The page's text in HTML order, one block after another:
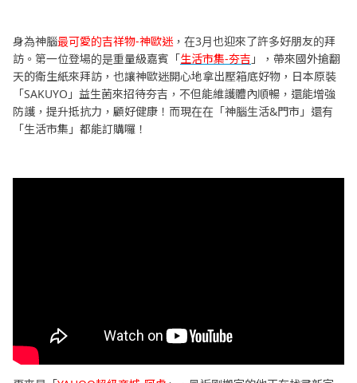
身為神腦最可愛的吉祥物-神歐迷 ，在3月也迎來了許多好朋友的拜
訪。第一位登場的是重量級嘉賓「生活市集-夯吉 」，帶來國外搶翻
天的衛生紙來拜訪，也讓神歐迷開心地拿出壓箱底好物，日本原裝
「SAKUYO」益生菌來招待夯吉，不但能維護體內順暢，還能增強
防護，提升抵抗力，顧好健康！而現在在「神腦生活&門市」還有
「生活市集」都能訂購囉！